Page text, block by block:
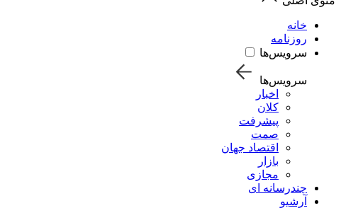
خانه
روزنامه
سرویس‌ها
سرویس‌ها
اخبار
کلان
پیشرفت
صمت
اقتصاد جهان
بازار
مجازی
چندرسانه ای
آرشیو